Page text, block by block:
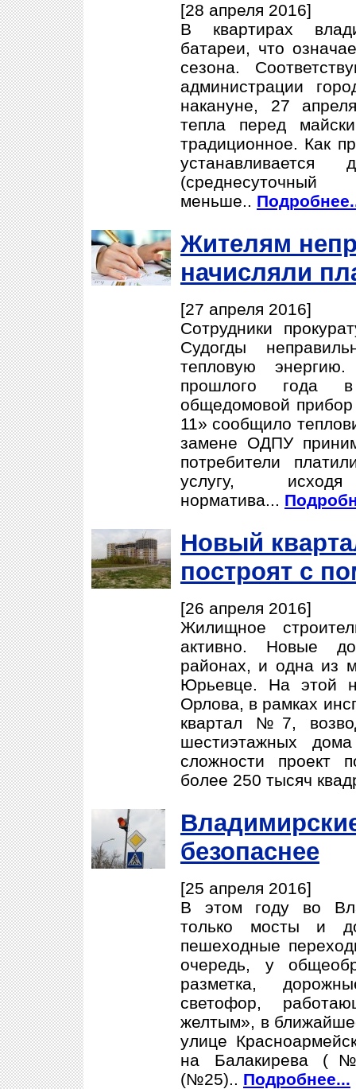
[28 апреля 2016]
В квартирах
батареи, что
сезона.
администрации
накануне, 27
тепла перед
традиционное. Как
меньше..
Жителям
начисляли
[27 апреля 2016]
Сотрудники
Судогды
тепловую
прошлого года
общедомовой
11» сообщило
замене ОДПУ
потребители
услугу,
норматива...
Новый
построят с
[26 апреля 2016]
Жилищное
активно. Новые
районах, и одна из
Юрьевце. На этой
Орлова, в рамках
квартал №7,
шестиэтажных
сложности проект
более 250 тысяч
безопаснее
[25 апреля 2016]
В этом году во
только мосты и
пешеходные
очередь, у
разметка,
светофор,
желтым», в
улице
на Балакирева
(№25).. Подробнее...